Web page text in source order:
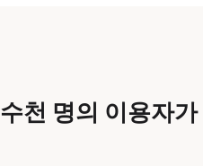
수천 명의 이용자